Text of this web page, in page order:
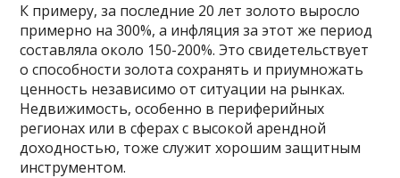
К примеру, за последние 20 лет золото выросло
примерно на 300%, а инфляция за этот же период
составляла около 150-200%. Это свидетельствует
о способности золота сохранять и приумножать
ценность независимо от ситуации на рынках.
Недвижимость, особенно в периферийных
регионах или в сферах с высокой арендной
доходностью, тоже служит хорошим защитным
инструментом.